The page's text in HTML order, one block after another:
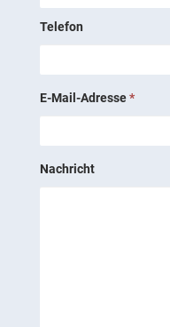
Telefon
E-Mail-Adresse*
Nachricht